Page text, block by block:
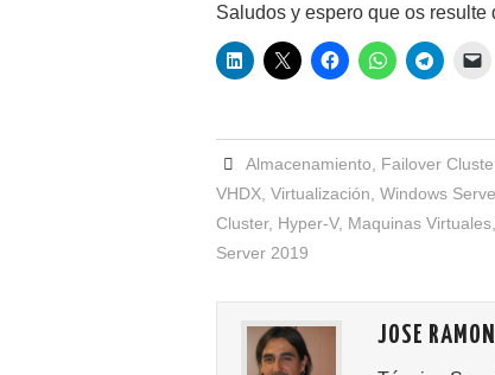
Saludos y espero que os resulte
Almacenamiento Failover
VHDX Virtualización Windows
Cluster, Hyper-V, Maquinas Virtuales
Server 2019
JOSE